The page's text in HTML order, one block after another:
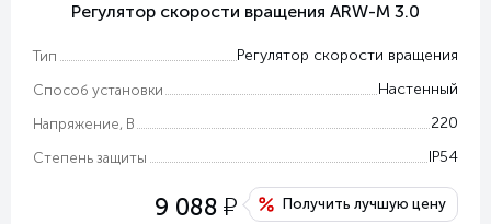
Регулятор скорости вращения ARW-M 3.0
Тип Регулятор скорости вращения
Способ установки Настенный
Напряжение, В 220
Степень защиты IP54
9 088 у Получить лучшую цену